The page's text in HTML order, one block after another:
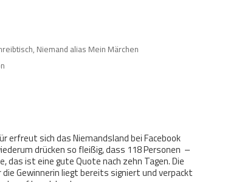
, Niemand alias Mein Märchen
erfreut sich das Niemandsland bei Facebook
drücken so fleißig, dass 118 Personen –
das ist eine gute Quote nach zehn Tagen. Die
Gewinnerin liegt bereits signiert und verpackt